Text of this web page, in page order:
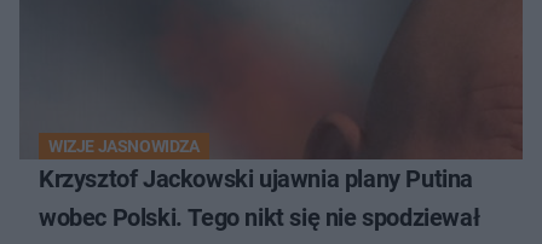
WIZJE JASNOWIDZA
Krzysztof Jackowski ujawnia plany Putina
wobec Polski. Tego nikt się nie spodziewał